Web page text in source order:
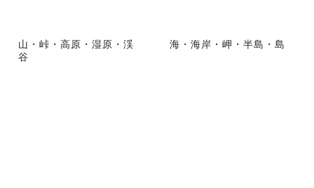
山・峠・高原・湿原・渓
谷
海・海岸・岬・半島・島